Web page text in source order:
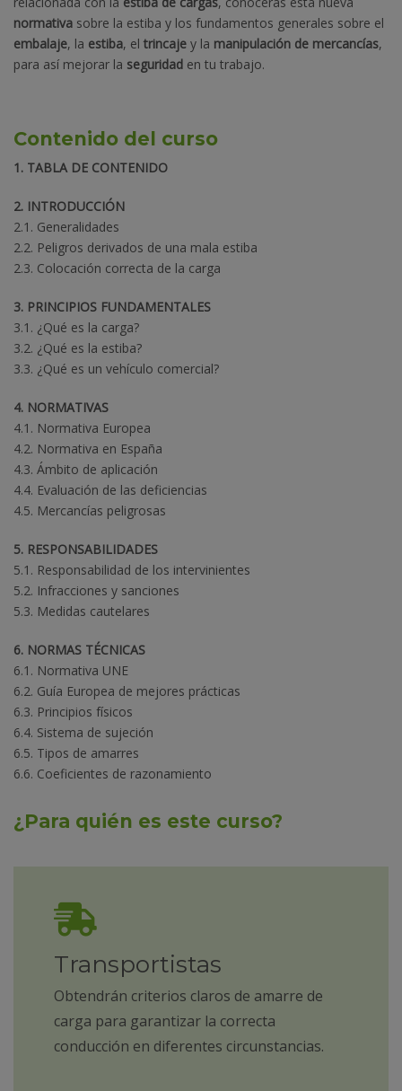
normativa sobre la estiba y los fundamentos generales sobre el
embalaje, la estiba, el trincaje y la manipulación de mercancías,
para así mejorar la seguridad en tu trabajo.
Contenido del curso
1. TABLA DE CONTENIDO
2. INTRODUCCIÓN
2.1. Generalidades
2.2. Peligros derivados de una mala estiba
2.3. Colocación correcta de la carga
3. PRINCIPIOS FUNDAMENTALES
3.1. ¿Qué es la carga?
3.2. ¿Qué es la estiba?
3.3. ¿Qué es un vehículo comercial?
4. NORMATIVAS
4.1. Normativa Europea
4.2. Normativa en España
4.3. Ámbito de aplicación
4.4. Evaluación de las deficiencias
4.5. Mercancías peligrosas
5. RESPONSABILIDADES
5.1. Responsabilidad de los intervinientes
5.2. Infracciones y sanciones
5.3. Medidas cautelares
6. NORMAS TÉCNICAS
6.1. Normativa UNE
6.2. Guía Europea de mejores prácticas
6.3. Principios físicos
6.4. Sistema de sujeción
6.5. Tipos de amarres
6.6. Coeficientes de razonamiento
¿Para quién es este curso?
Transportistas
Obtendrán criterios claros de amarre de
carga para garantizar la correcta
conducción en diferentes circunstancias.